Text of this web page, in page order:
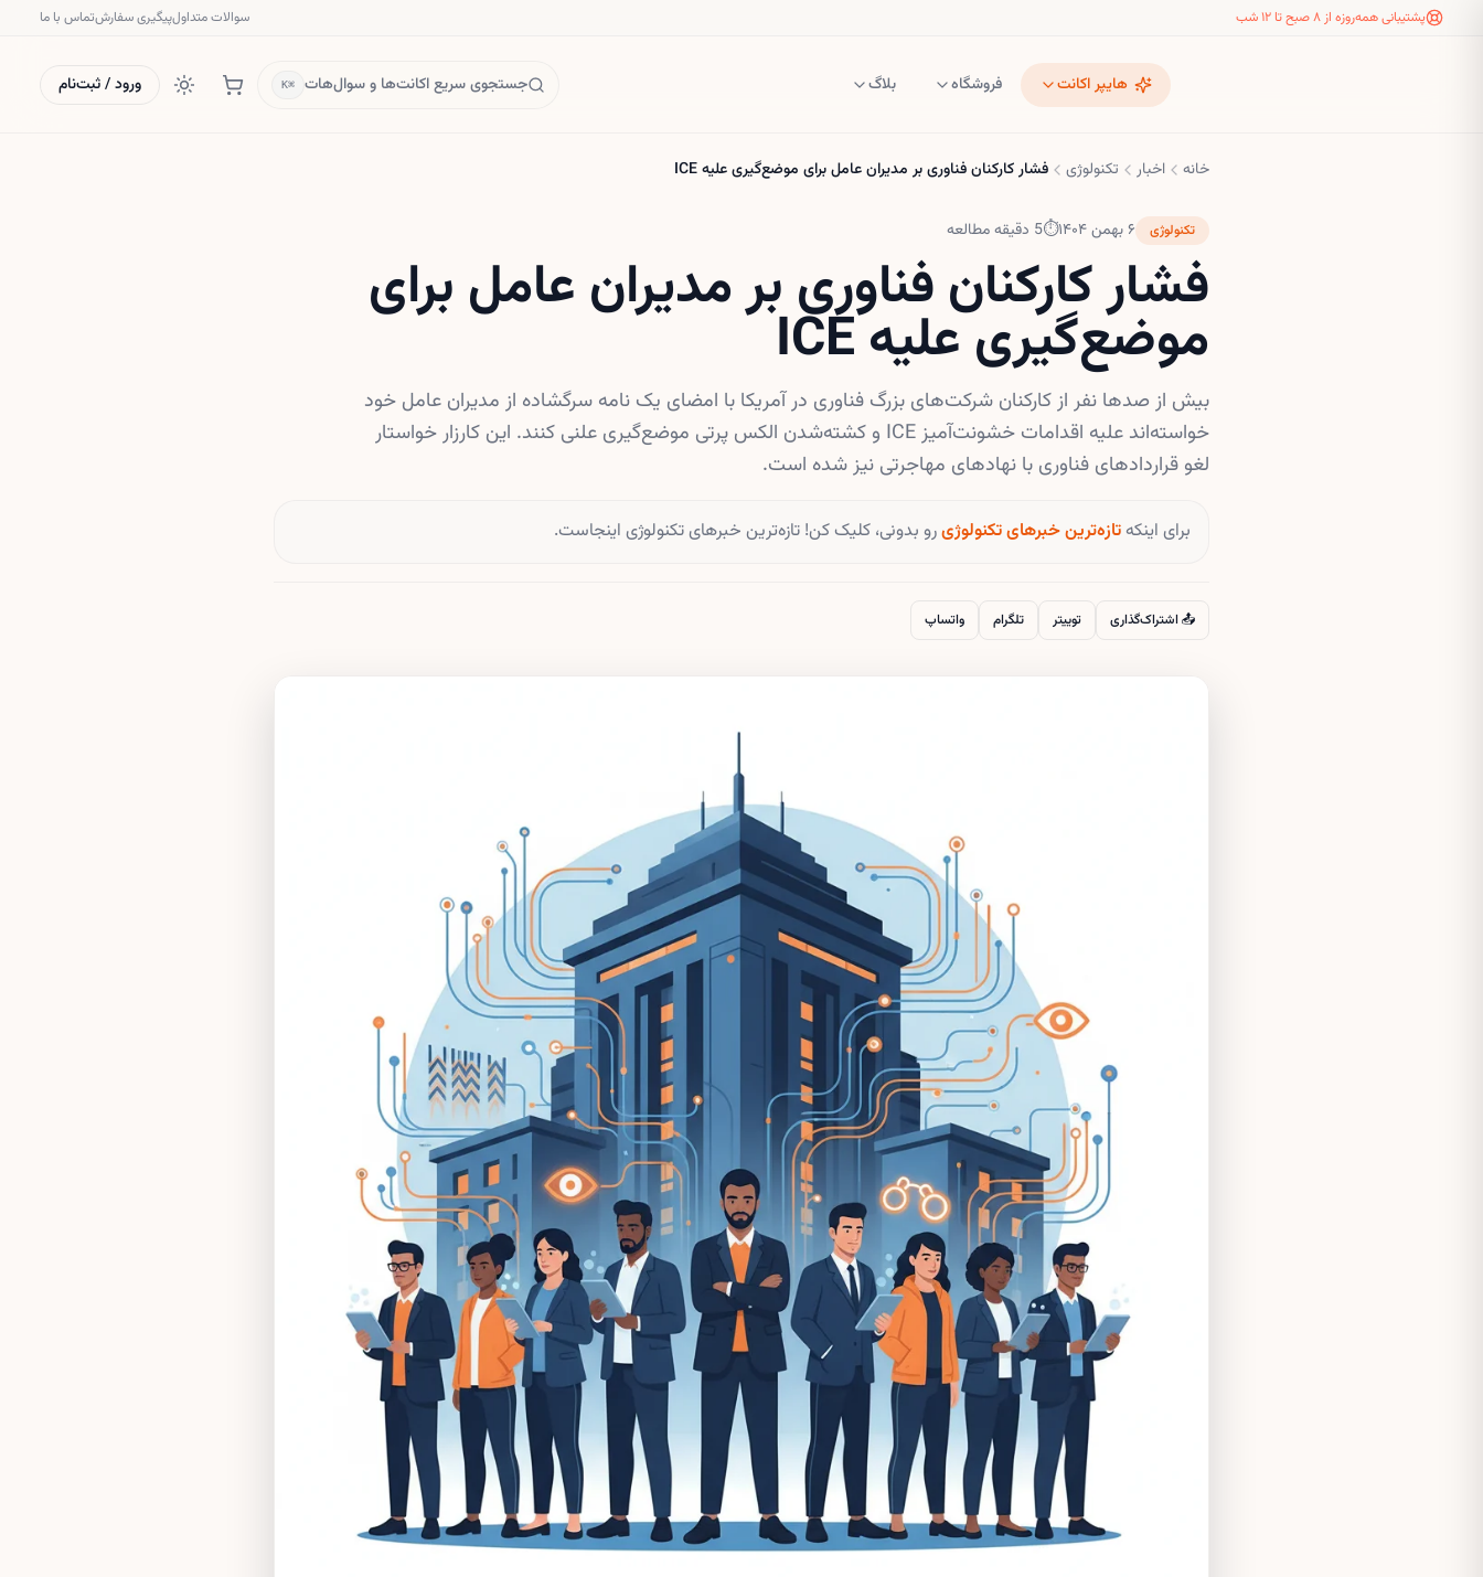
پشتیبانی همه‌روزه از ۸ صبح تا ۱۲ شب سوالات متداولپیگیری سفارشتماس با ما
هایپر اکانت فروشگاه بلاگ جستجوی سریع اکانت‌ها و سوال‌هات ⌘K ورود / ثبت‌نام
خانه اخبار تکنولوژی فشار کارکنان فناوری بر مدیران عامل برای موضع‌گیری علیه ICE
تکنولوژی ۶ بهمن ۱۴۰۴ ⏱
5 دقیقه مطالعه
فشار کارکنان فناوری بر مدیران عامل برای
موضع‌گیری علیه ICE
بیش از صدها نفر از کارکنان شرکت‌های بزرگ فناوری در آمریکا با امضای یک نامه سرگشاده از مدیران عامل خود
خواسته‌اند علیه اقدامات خشونت‌آمیز ICE و کشته‌شدن الکس پرتی موضع‌گیری علنی کنند. این کارزار خواستار
لغو قراردادهای فناوری با نهادهای مهاجرتی نیز شده است.
برای اینکهتازه‌ترین خبرهای تکنولوژیرو بدونی، کلیک کن! تازه‌ترین خبرهای تکنولوژی اینجاست.
📤 اشتراک‌گذاری توییتر تلگرام واتساپ